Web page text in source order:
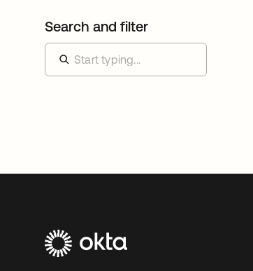
Search and filter